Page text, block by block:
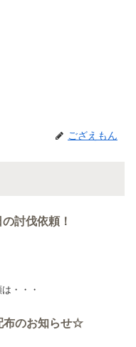
ござえもん
討伐依頼！
・・・
布のお知らせ☆